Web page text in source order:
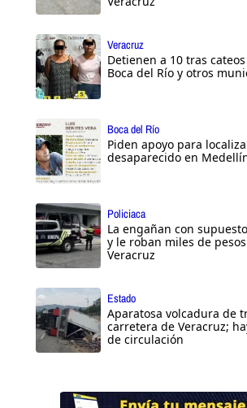
Veracruz
Detienen a 10 tras
Boca del Río y otros
Boca del Río
Piden apoyo para
desaparecido en
Policiaca
La engañan con
y le roban miles de
Veracruz
Estado
Aparatosa volcadura de
carretera de Veracruz;
de circulación